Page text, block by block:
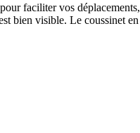
faciliter vos
bien visible. Le coussinet